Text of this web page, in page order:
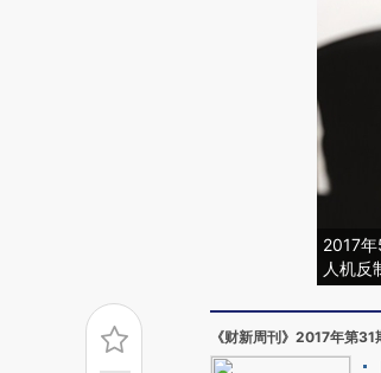
2017
人机反
《财新周刊》2017年第31